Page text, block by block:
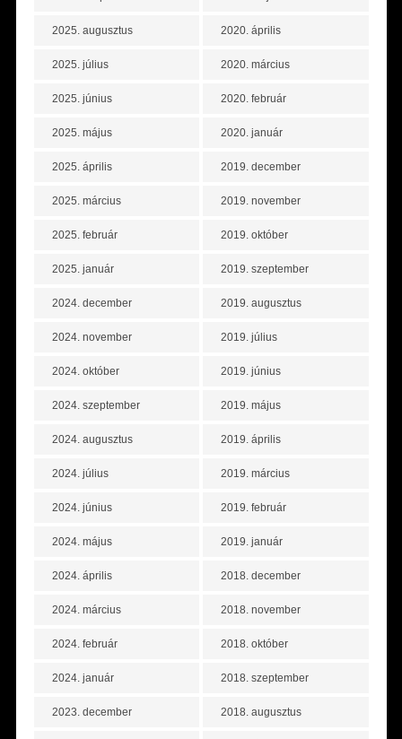
2025. augusztus
2025. július
2025. június
2025. május
2025. április
2025. március
2025. február
2025. január
2024. december
2024. november
2024. október
2024. szeptember
2024. augusztus
2024. július
2024. június
2024. május
2024. április
2024. március
2024. február
2024. január
2023. december
2020. április
2020. március
2020. február
2020. január
2019. december
2019. november
2019. október
2019. szeptember
2019. augusztus
2019. július
2019. június
2019. május
2019. április
2019. március
2019. február
2019. január
2018. december
2018. november
2018. október
2018. szeptember
2018. augusztus